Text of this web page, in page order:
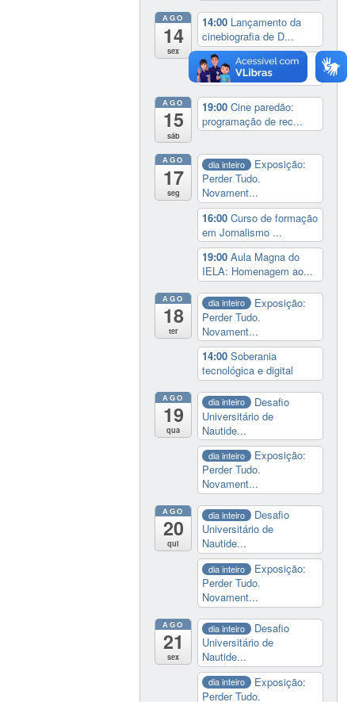
AGO
14
sex
14:00 Lançamento da
cinebiografia de D...
19:00 Cine paredão:
programação de rec...
AGO
15
sáb
19:00Cine paredão:
programação de rec...
AGO
17
seg
dia inteiro
Exposição:
Perder Tudo.
Novament...
16:00Curso de formação
em Jornalismo ...
19:00Aula Magna do
IELA: Homenagem ao...
AGO
18
ter
dia inteiro
Exposição:
Perder Tudo.
Novament...
14:00Soberania
tecnológica e digital
AGO
19
qua
dia inteiro
Desafio
Universitário de
Nautide...
dia inteiro
Exposição:
Perder Tudo.
Novament...
AGO
20
qui
dia inteiro
Desafio
Universitário de
Nautide...
dia inteiro
Exposição:
Perder Tudo.
Novament...
AGO
21
sex
dia inteiro
Desafio
Universitário de
Nautide...
dia inteiro
Exposição:
Perder Tudo.